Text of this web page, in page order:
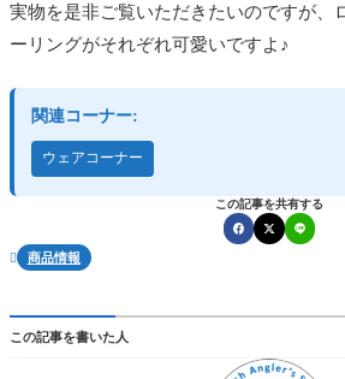
実物を是非ご覧いただきたいのですが、
ーリングがそれぞれ可愛いですよ♪
関連コーナー:
ウェアコーナー
この記事を共有する
 商品情報
この記事を書いた人